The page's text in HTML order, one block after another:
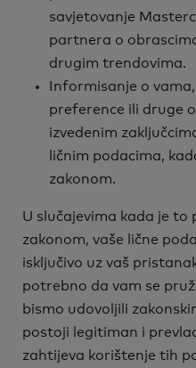
savjetovanje
partnera o
drugim trendovima.
Informisanje o
preference ili druge
izvedenim
ličnim podacima,
zakonom.
U slučajevima kada je to
zakonom, vaše lične
isključivo uz vaš
potrebno da vam se
bismo udovoljili
postoji legitiman i
zahtijeva korištenje tih